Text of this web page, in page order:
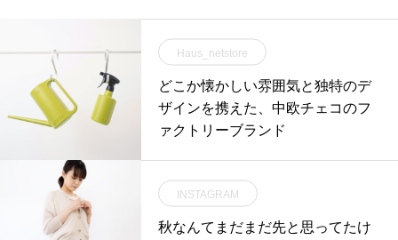
Haus_netstore
どこか懐かしい雰囲気と独特のデ
ザインを携えた、中欧チェコのフ
ァクトリーブランド
INSTAGRAM
秋なんてまだまだ先と思ってたけ